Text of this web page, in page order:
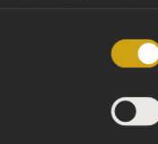
tiara skulle vara,
är klister och
av oädla
hela